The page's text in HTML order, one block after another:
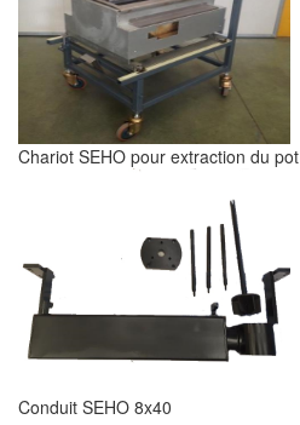
Chariot SEHO pour extraction du pot
Conduit SEHO 8x40